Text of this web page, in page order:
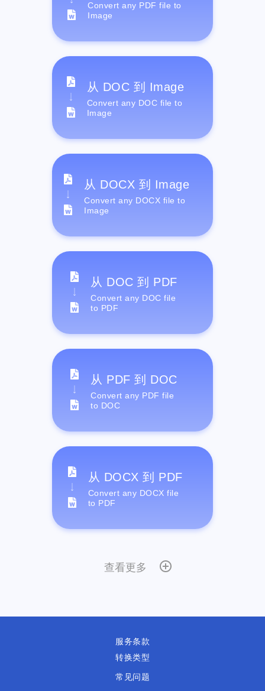
Convert any PDF file to
Image
从 DOC 到 Image
Convert any DOC file to
Image
从 DOCX 到 Image
Convert any DOCX file to
Image
从 DOC 到 PDF
Convert any DOC file
to PDF
从 PDF 到 DOC
Convert any PDF file
to DOC
从 DOCX 到 PDF
Convert any DOCX file
to PDF
查看更多
服务条款
转换类型
常见问题